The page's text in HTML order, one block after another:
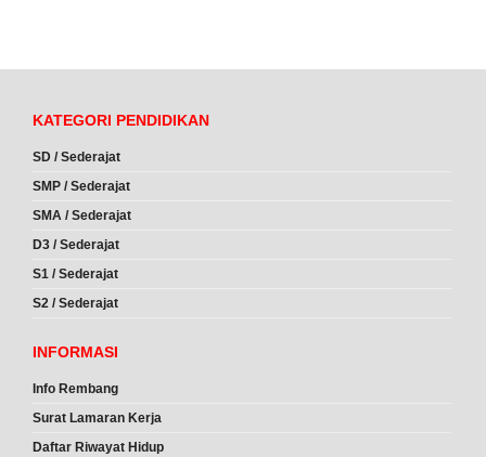
KATEGORI PENDIDIKAN
SD / Sederajat
SMP / Sederajat
SMA / Sederajat
D3 / Sederajat
S1 / Sederajat
S2 / Sederajat
INFORMASI
Info Rembang
Surat Lamaran Kerja
Daftar Riwayat Hidup